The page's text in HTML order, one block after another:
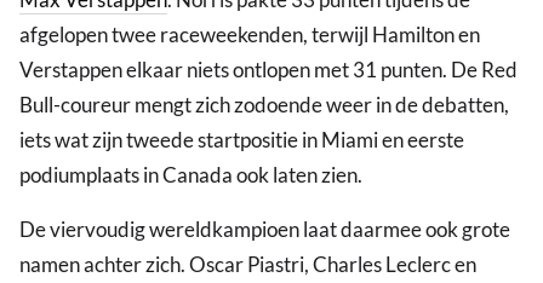
afgelopen twee raceweekenden, terwijl Hamilton en
Verstappen elkaar niets ontlopen met 31 punten. De Red
Bull-coureur mengt zich zodoende weer in de debatten,
iets wat zijn tweede startpositie in Miami en eerste
podiumplaats in Canada ook laten zien.
De viervoudig wereldkampioen laat daarmee ook grote
namen achter zich. Oscar Piastri, Charles Leclerc en